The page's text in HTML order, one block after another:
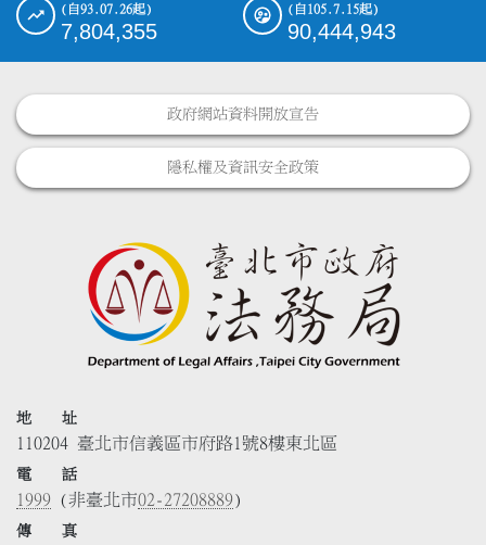
(自93.07.26起)
7,804,355
(自105.7.15起)
90,444,943
政府網站資料開放宣告
隱私權及資訊安全政策
地 址
110204 臺北市信義區市府路1號8樓東北區
電 話
1999 (非臺北市02-27208889)
傳 真